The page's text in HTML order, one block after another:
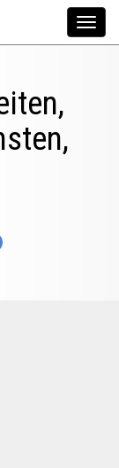
Toggle